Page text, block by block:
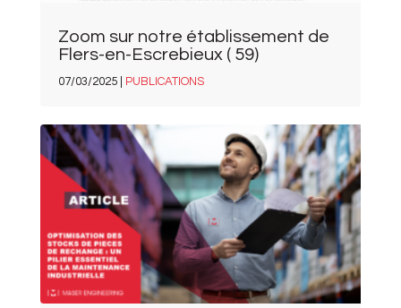
Zoom sur notre établissement de
Flers-en-Escrebieux ( 59)
07/03/2025 | PUBLICATIONS